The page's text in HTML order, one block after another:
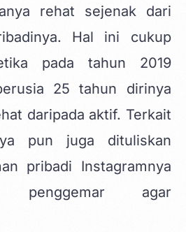
rehat sejenak dari
Hal ini cukup
pada tahun 2019
25 tahun dirinya
daripada aktif. Terkait
pun juga dituliskan
pribadi Instagramnya
agar